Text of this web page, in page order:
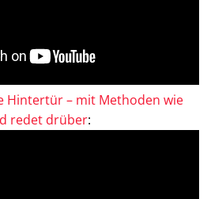
Hintertür – mit Methoden wie
redet drüber: